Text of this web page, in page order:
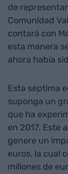
de
Comunidad
contará con
esta manera
ahora había
Esta séptima
suponga un
que ha
en 2017. Este
genere un
euros, la cual
millones de